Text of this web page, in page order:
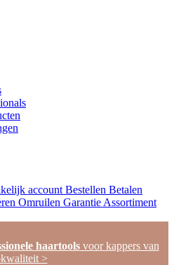
account Bestellen Betalen
Omruilen Garantie Assortiment
haartoolsvoor kappers van
>